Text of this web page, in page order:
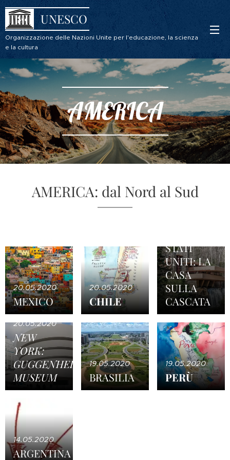
UNESCO
Organizzazione delle Nazioni Unite per l'educazione, la scienza
e la cultura
AMERICA
AMERICA: dal Nord al Sud
20.05.2020
MEXICO
20.05.2020
CHILE
STATI
UNITI: LA
CASA
SULLA
CASCATA
20.05.2020
NEW
YORK:
GUGGENHEIM
MUSEUM
19.05.2020
BRASILIA
19.05.2020
PERÙ
14.05.2020
ARGENTINA